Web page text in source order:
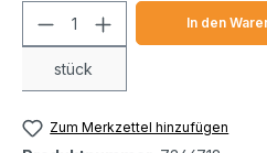
Produkt Anzahl:
stück
In den
Zum Merkzettel hinzufügen